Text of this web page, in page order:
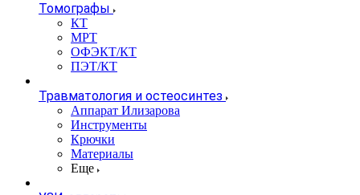
Томографы
КТ
МРТ
ОФЭКТ/КТ
ПЭТ/КТ
Травматология и остеосинтез
Аппарат Илизарова
Инструменты
Крючки
Материалы
Еще